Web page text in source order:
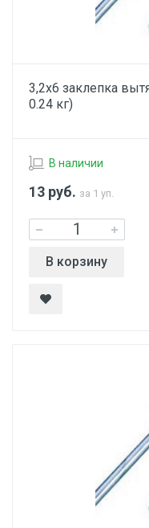
3,2х6 заклепка
0.24 кг)
В наличии
13 руб. за 1 уп.
В корзину